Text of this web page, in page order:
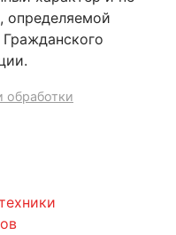
определяемой
обработки